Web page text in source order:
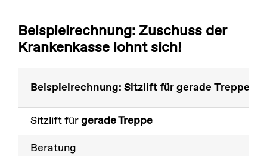
Beispielrechnung: Zuschuss der
Krankenkasse lohnt sich!
Beispielrechnung: Sitzlift für gerade Treppen
Sitzlift fürgerade Treppe
Beratung